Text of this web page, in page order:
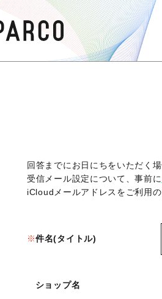
回答までにお日にちをいただく場
受信メール設定について、事前に
iCloudメールアドレスをご利用
件名(タイトル)
ショップ名